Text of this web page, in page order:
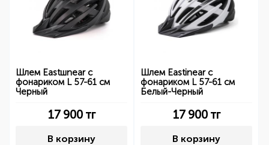
Шлем Eastшnear с
фонариком L 57-61 см
Черный
17 900тг
В корзину
Шлем Eastinear с
фонариком L 57-61 см
Белый-Черный
17 900тг
В корзину